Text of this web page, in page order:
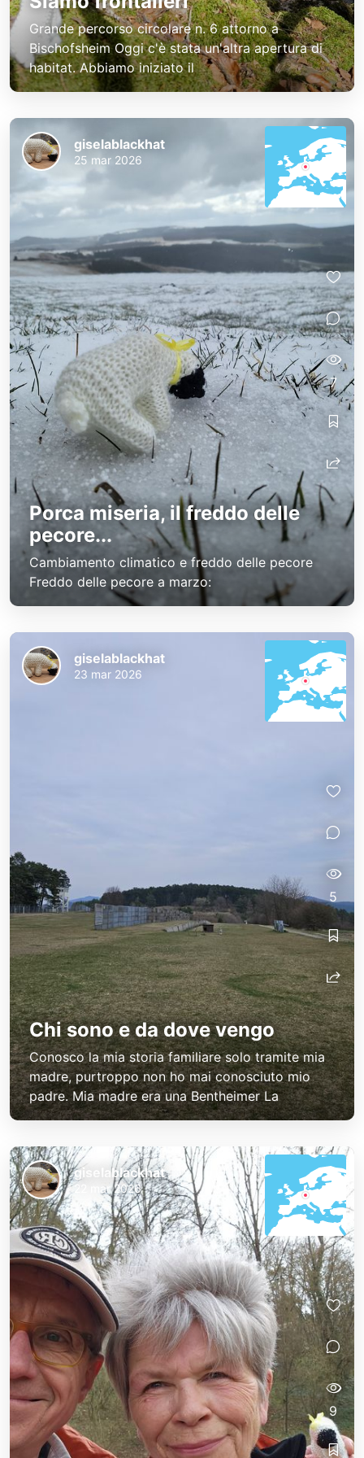
Grande percorso circolare n. 6 attorno a
Bischofsheim Oggi c'è stata un'altra apertura di
habitat. Abbiamo iniziato il
Porca miseria, il freddo delle
pecore...
Cambiamento climatico e freddo delle pecore
Freddo delle pecore a marzo:
giselablackhat
25 mar 2026
7
Chi sono e da dove vengo
Conosco la mia storia familiare solo tramite mia
madre, purtroppo non ho mai conosciuto mio
padre. Mia madre era una Bentheimer La
giselablackhat
23 mar 2026
5
giselablackhat
22 mar 2026
9